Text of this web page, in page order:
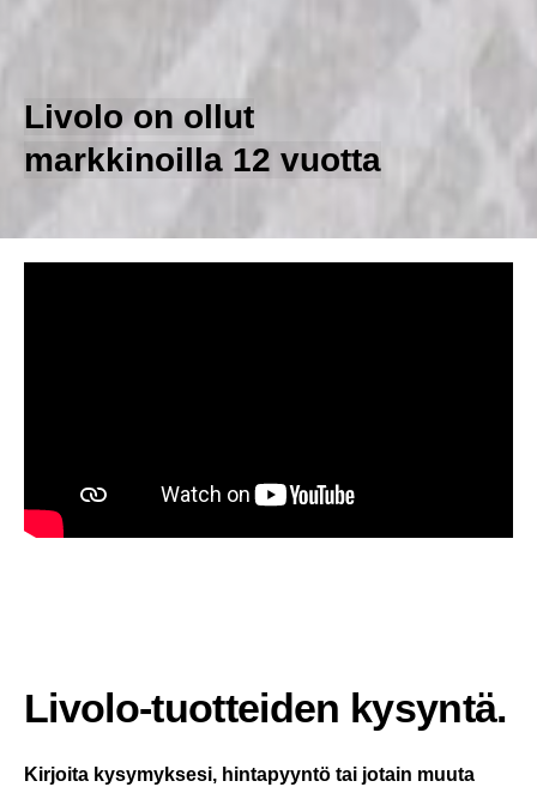
Livolo on ollut
markkinoilla 12 vuotta
Livolo-tuotteiden kysyntä.
Kirjoita kysymyksesi, hintapyyntö tai jotain muuta